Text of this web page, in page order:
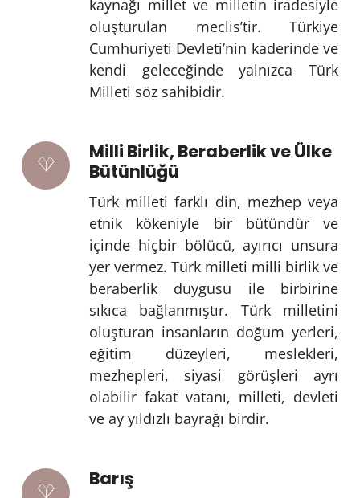
kaynağı millet ve milletin iradesiyle
oluşturulan meclis’tir. Türkiye
Cumhuriyeti Devleti’nin kaderinde ve
kendi geleceğinde yalnızca Türk
Milleti söz sahibidir.
Milli Birlik, Beraberlik ve Ülke
Bütünlüğü
Türk milleti farklı din, mezhep veya
etnik kökeniyle bir bütündür ve
içinde hiçbir bölücü, ayırıcı unsura
yer vermez. Türk milleti milli birlik ve
beraberlik duygusu ile birbirine
sıkıca bağlanmıştır. Türk milletini
oluşturan insanların doğum yerleri,
eğitim düzeyleri, meslekleri,
mezhepleri, siyasi görüşleri ayrı
olabilir fakat vatanı, milleti, devleti
ve ay yıldızlı bayrağı birdir.
Barış